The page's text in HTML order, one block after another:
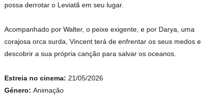
possa derrotar o Leviatã em seu lugar.
Acompanhado por Walter, o peixe exigente, e por Darya, uma
corajosa orca surda, Vincent terá de enfrentar os seus medos e
descobrir a sua própria canção para salvar os oceanos.
Estreia no cinema: 21/05/2026
Género: Animação